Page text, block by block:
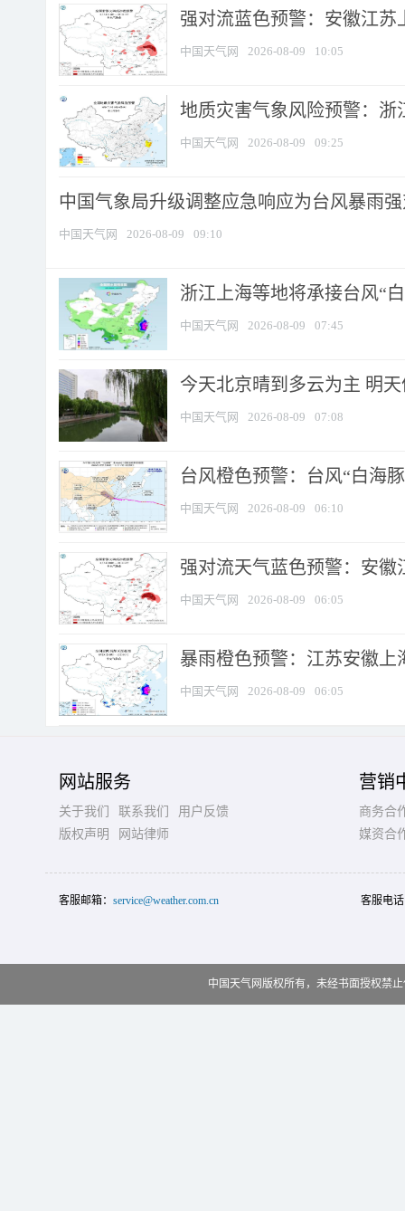
强对流蓝色预警：安徽江苏
中国天气网 2026-08-09 10:05
地质灾害气象风险预警：浙
中国天气网 2026-08-09 09:25
中国气象局升级调整应急响应为台风暴雨
中国天气网 2026-08-09 09:10
浙江上海等地将承接台风“
中国天气网 2026-08-09 07:45
今天北京晴到多云为主 明
中国天气网 2026-08-09 07:08
台风橙色预警：台风“白海
中国天气网 2026-08-09 06:10
强对流天气蓝色预警：安徽
中国天气网 2026-08-09 06:05
暴雨橙色预警：江苏安徽上
中国天气网 2026-08-09 06:05
网站服务
关于我们 联系我们
用户反馈
版权声明
网站律师
营销
商务合
媒资合
客服邮箱： service@weather.com.cn 客服电
中国天气网版权所有，未经书面授权